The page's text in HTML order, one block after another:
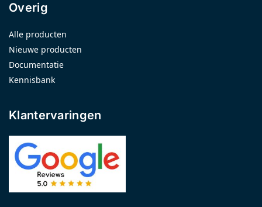
Overig
Alle producten
Nieuwe producten
Documentatie
Kennisbank
Klantervaringen